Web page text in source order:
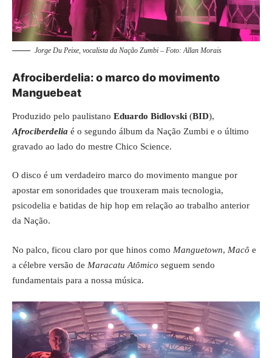
Jorge Du Peixe, vocalista da Nação Zumbi – Foto: Allan Morais
Afrociberdelia: o marco do movimento
Manguebeat
Produzido pelo paulistano Eduardo Bidlovski (BID),
Afrociberdelia é o segundo álbum da Nação Zumbi e o último
gravado ao lado do mestre Chico Science.
O disco é um verdadeiro marco do movimento mangue por
apostar em sonoridades que trouxeram mais tecnologia,
psicodelia e batidas de hip hop em relação ao trabalho anterior
da Nação.
No palco, ficou claro por que hinos como Manguetown, Macô e
a célebre versão de Maracatu Atômico seguem sendo
fundamentais para a nossa música.